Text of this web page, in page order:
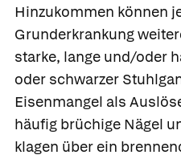
Hinzukommen können
Grunderkrankung
starke, lange und/oder
oder schwarzer
Eisenmangel als
häufig brüchige Nägel
klagen über ein